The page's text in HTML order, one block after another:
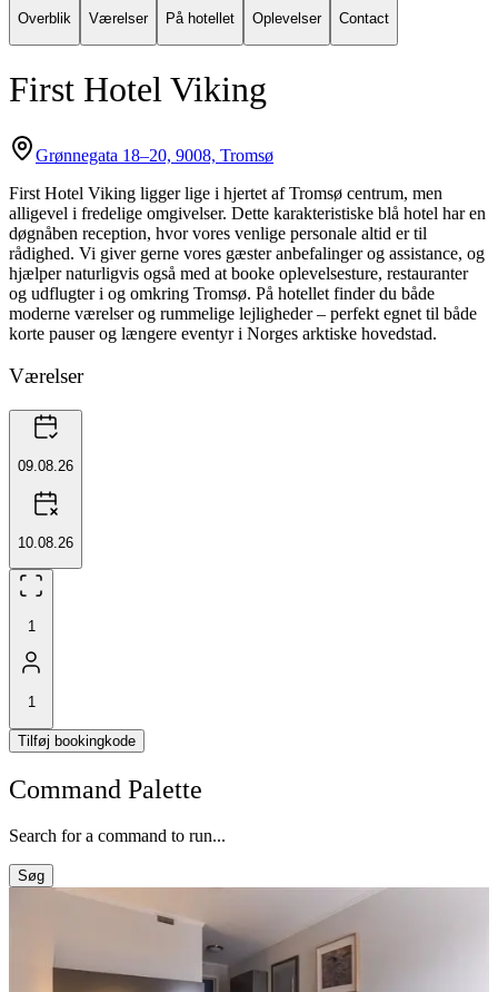
Overblik Værelser På hotellet Oplevelser Contact
First Hotel Viking
Grønnegata 18–20, 9008, Tromsø
First Hotel Viking ligger lige i hjertet af Tromsø centrum, men
alligevel i fredelige omgivelser. Dette karakteristiske blå hotel har en
døgnåben reception, hvor vores venlige personale altid er til
rådighed. Vi giver gerne vores gæster anbefalinger og assistance, og
hjælper naturligvis også med at booke oplevelsesture, restauranter
og udflugter i og omkring Tromsø. På hotellet finder du både
moderne værelser og rummelige lejligheder – perfekt egnet til både
korte pauser og længere eventyr i Norges arktiske hovedstad.
Værelser
09.08.26
10.08.26
1
1
Tilføj bookingkode
Command Palette
Search for a command to run...
Søg